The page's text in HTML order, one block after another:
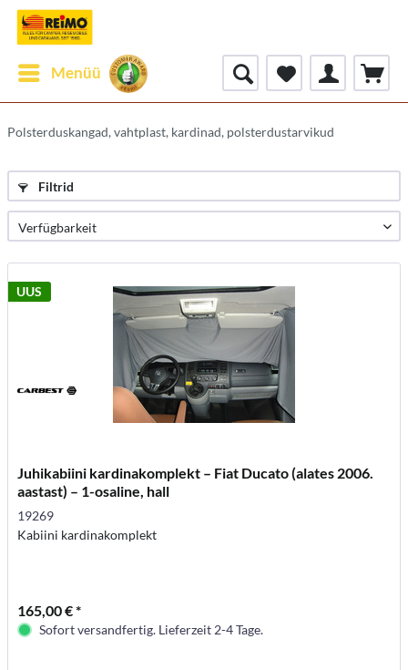
Menüü
Polsterduskangad, vahtplast, kardinad, polsterdustarvikud
Filtrid
UUS
Juhikabiini kardinakomplekt – Fiat Ducato (alates 2006.
aastast) – 1-osaline, hall
19269
Kabiini kardinakomplekt
165,00 € *
Sofort versandfertig. Lieferzeit 2-4 Tage.